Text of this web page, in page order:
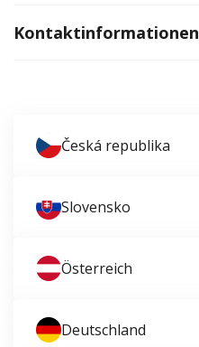
Kontaktinformationen
Česká republika
Slovensko
Österreich
Deutschland